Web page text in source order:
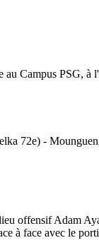
Campus PSG,
72e) -
offensif Adam
à face avec le